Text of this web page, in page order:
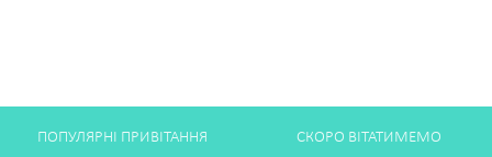
ПОПУЛЯРНІ ПРИВІТАННЯ СКОРО ВІТАТИМЕМО